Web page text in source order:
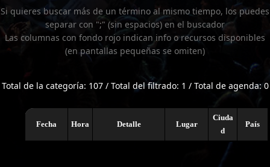
Si quieres buscar más de un término al mismo tiempo, los puedes
separar con ";" (sin espacios) en el buscador
Las columnas con fondo rojo indican info o recursos disponibles
(en pantallas pequeñas se omiten)
Total de la categoría: 107 / Total del filtrado: 1 / Total de agenda: 0
Fecha Hora Detalle Lugar
Ciuda
d
País